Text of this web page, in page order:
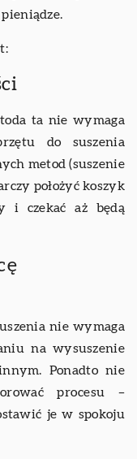
ta nie wymaga
do suszenia
metod (suszenie
położyć koszyk
i czekać aż będą
nie wymaga
na wysuszenie
Ponadto nie
procesu –
je w spokoju